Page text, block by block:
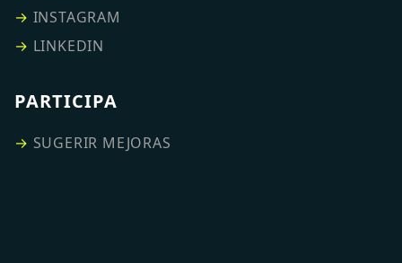
→ INSTAGRAM
→ LINKEDIN
PARTICIPA
→ SUGERIR MEJORAS